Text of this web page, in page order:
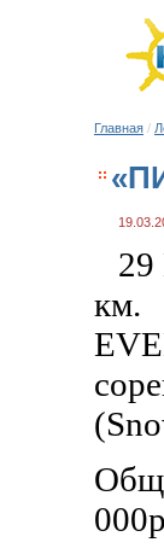
Главная /
29
км.